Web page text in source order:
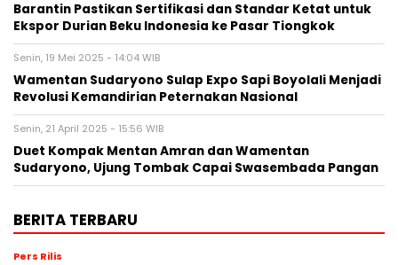
Barantin Pastikan Sertifikasi dan Standar Ketat untuk
Ekspor Durian Beku Indonesia ke Pasar Tiongkok
Senin, 19 Mei 2025 - 14:04 WIB
Wamentan Sudaryono Sulap Expo Sapi Boyolali Menjadi
Revolusi Kemandirian Peternakan Nasional
Senin, 21 April 2025 - 15:56 WIB
Duet Kompak Mentan Amran dan Wamentan
Sudaryono, Ujung Tombak Capai Swasembada Pangan
BERITA TERBARU
Pers Rilis